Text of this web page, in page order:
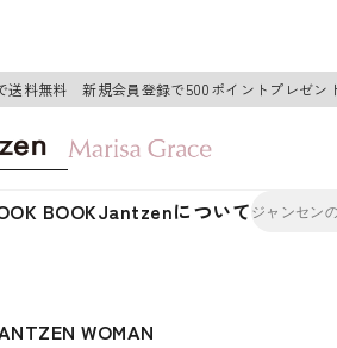
送料無料 新規会員登録で500ポイントプレゼン
BOOKJantzenについて
WOMAN